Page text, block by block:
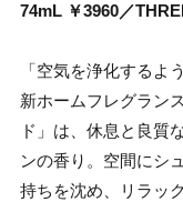
74mL ￥3960／
「空気を浄化するよ
新ホームフレグラン
ド」は、休息と良質
ンの香り。空間にシ
持ちを沈め、リラッ